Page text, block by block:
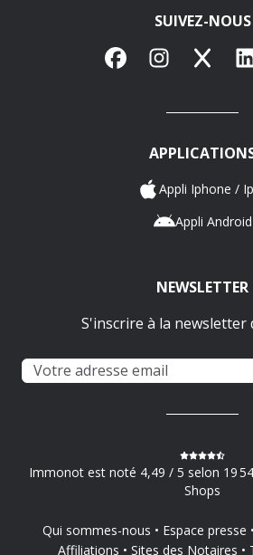
SUIVEZ-NOUS
FacebookInstagram
X
Appli Iphone /
Appli Android
NEWSLETTER
S'inscrire à la
Immonot est noté 4,49 / 5 selon 19
Shops
Qui sommes-nous Espace presse
Affiliations
Sites des Notaires